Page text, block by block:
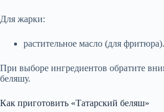
Для жарки:
растительное масло (для фритюра).
При выборе ингредиентов обратите
беляшу.
Как приготовить «Татарский беляш»